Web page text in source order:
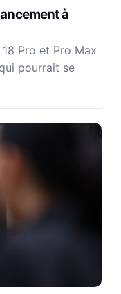
à
Pro et Pro Max
pourrait se